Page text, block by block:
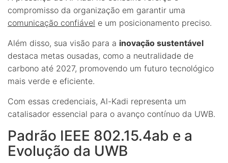
compromisso da organização em garantir uma
comunicação confiável e um posicionamento preciso.
Além disso, sua visão para a inovação sustentável
destaca metas ousadas, como a neutralidade de
carbono até 2027, promovendo um futuro tecnológico
mais verde e eficiente.
Com essas credenciais, Al-Kadi representa um
catalisador essencial para o avanço contínuo da UWB.
Padrão IEEE 802.15.4ab e a
Evolução da UWB